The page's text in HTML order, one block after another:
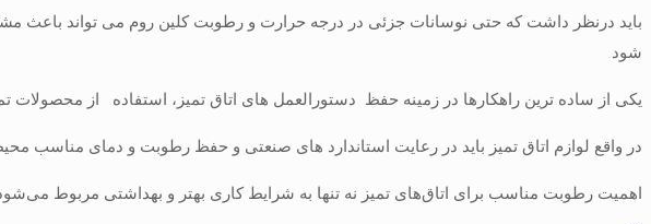
باید درنظر داشت که حتی نوسانات جزئی در درجه حرارت و رطوبت کلین روم می تواند باعث
شود.
یکی از ساده ترین راهکارها در زمینه حفظ دستورالعمل های اتاق تمیز، استفاده از محصولات
در واقع لوازم اتاق تمیز باید در رعایت استاندارد های صنعتی و حفظ رطوبت و دمای مناسب
اهمیت رطوبت‌ مناسب برای اتاق‌های تمیز نه تنها به شرایط کاری بهتر و بهداشتی مربوط